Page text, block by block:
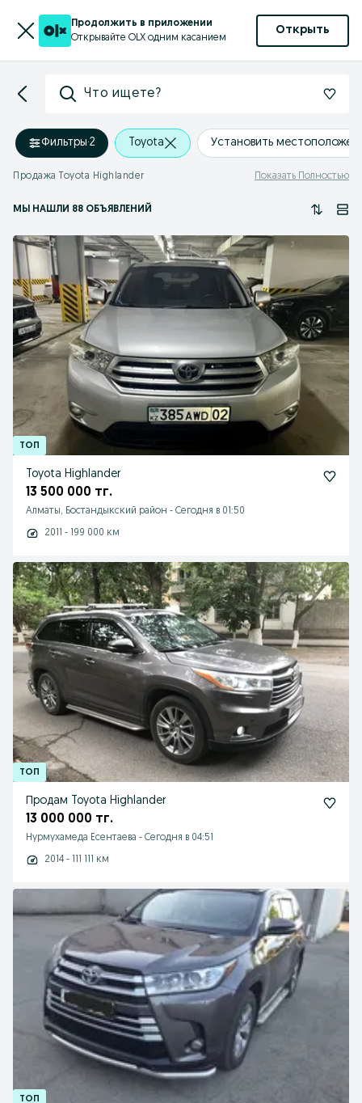
Продолжить в приложении
Открывайте OLX одним касанием
Открыть
Что ищете?
Фильтры·2 Toyota Установить
Продажа Toyota Highlander Показать Полностью
МЫ НАШЛИ 88 ОБЪЯВЛЕНИЙ
Toyota Highlander
13 500 000 тг.
Алматы, Бостандыкский район - Сегодня в 01:50
2011 - 199 000 км
Продам Toyota Highlander
13 000 000 тг.
Нурмухамеда Есентаева - Сегодня в 04:51
2014 - 111 111 км